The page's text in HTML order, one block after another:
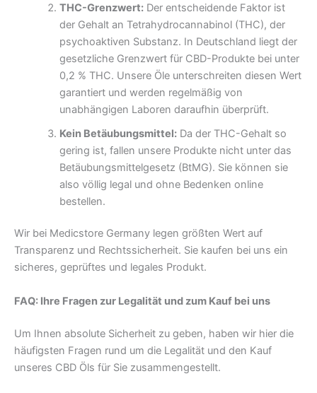
THC-Grenzwert:Der entscheidende Faktor ist
der Gehalt an Tetrahydrocannabinol (THC), der
psychoaktiven Substanz. In Deutschland liegt der
gesetzliche Grenzwert für CBD-Produkte bei unter
0,2 % THC. Unsere Öle unterschreiten diesen Wert
garantiert und werden regelmäßig von
unabhängigen Laboren daraufhin überprüft.
Kein Betäubungsmittel:Da der THC-Gehalt so
gering ist, fallen unsere Produkte nicht unter das
Betäubungsmittelgesetz (BtMG). Sie können sie
also völlig legal und ohne Bedenken online
bestellen.
Wir bei Medicstore Germany legen größten Wert auf
Transparenz und Rechtssicherheit. Sie kaufen bei uns ein
sicheres, geprüftes und legales Produkt.
FAQ: Ihre Fragen zur Legalität und zum Kauf bei uns
Um Ihnen absolute Sicherheit zu geben, haben wir hier die
häufigsten Fragen rund um die Legalität und den Kauf
unseres CBD Öls für Sie zusammengestellt.